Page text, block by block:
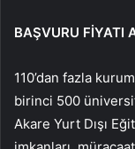
BAŞVURU FİYATI
110’dan fazla
birinci 500
Akare Yurt Dışı